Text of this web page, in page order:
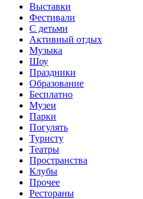
Выставки
Фестивали
С детьми
Активный отдых
Музыка
Шоу
Праздники
Образование
Бесплатно
Музеи
Парки
Погулять
Туристу
Театры
Пространства
Клубы
Прочее
Рестораны